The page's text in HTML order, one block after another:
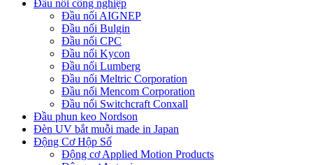
Đầu nối công nghiệp
Đầu nối AIGNEP
Đầu nối Bulgin
Đầu nối CPC
Đầu nối Kycon
Đầu nối Lumberg
Đầu nối Meltric Corporation
Đầu nối Mencom Corporation
Đầu nối Switchcraft Conxall
Đầu phun keo Nordson
Đèn UV bắt muỗi made in Japan
Động Cơ Hộp Số
Động cơ Applied Motion Products